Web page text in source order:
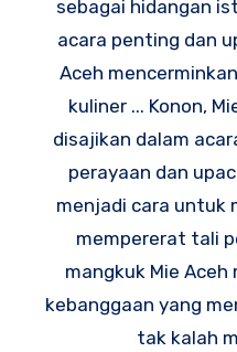
sebagai hidangan
acara penting dan
Aceh
kuliner ... Konon,
disajikan dalam
perayaan dan
menjadi cara untuk
mempererat tali
mangkuk Mie
kebanggaan yang
tak kalah